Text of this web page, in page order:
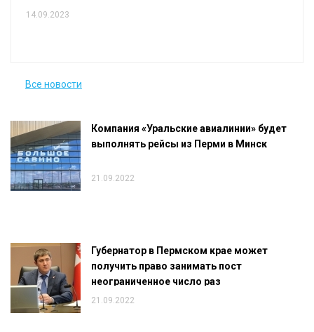
14.09.2023
Все новости
Компания «Уральские авиалинии» будет
выполнять рейсы из Перми в Минск
21.09.2022
Губернатор в Пермском крае может
получить право занимать пост
неограниченное число раз
21.09.2022